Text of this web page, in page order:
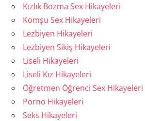
Kızlık Bozma Sex Hikayeleri
Komşu Sex Hikayeleri
Lezbiyen Hikayeleri
Lezbiyen Sikiş Hikayeleri
Liseli Hikayeleri
Liseli Kız Hikayeleri
Öğretmen Öğrenci Sex Hikayeleri
Porno Hikayeleri
Seks Hikayeleri